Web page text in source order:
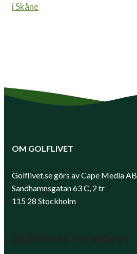
i Skåne
OM GOLFLIVET
Golflivet.se görs av Cape Media AB
Sandhamnsgatan 63 C, 2 tr
115 28 Stockholm